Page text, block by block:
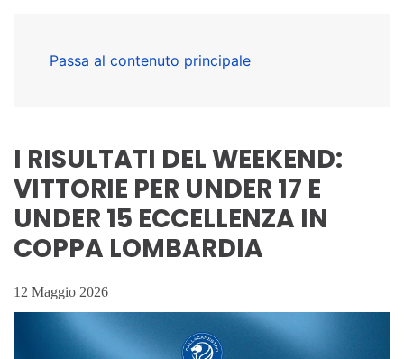
Passa al contenuto principale
I RISULTATI DEL WEEKEND:
VITTORIE PER UNDER 17 E
UNDER 15 ECCELLENZA IN
COPPA LOMBARDIA
12 Maggio 2026